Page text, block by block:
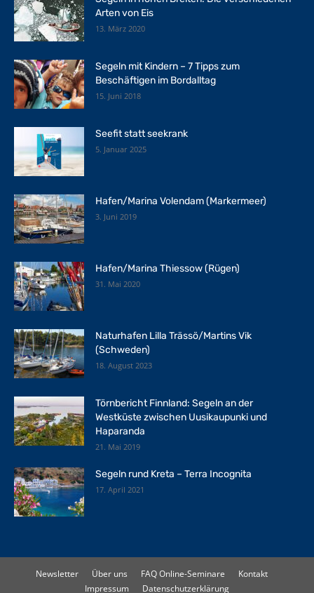
Arten von Eis
13. März 2020
Segeln mit Kindern – 7 Tipps zum
Beschäftigen im Bordalltag
15. Juni 2018
Seefit statt seekrank
5. Januar 2025
Hafen/Marina Volendam (Markermeer)
3. Juni 2019
Hafen/Marina Thiessow (Rügen)
31. Mai 2020
Naturhafen Lilla Trässö/Martins Vik
(Schweden)
18. August 2023
Törnbericht Finnland: Segeln an der
Westküste zwischen Uusikaupunki und
Haparanda
21. Mai 2019
Segeln rund Kreta – Terra Incognita
17. April 2021
Newsletter Über uns FAQ Online-Seminare
Kontakt
Impressum
Datenschutzerklärung